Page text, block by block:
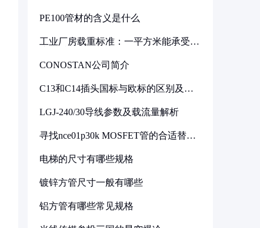
PE100管材的含义是什么
工业厂房载重标准：一平方米能承受多
CONOSTAN公司简介
C13和C14插头国标与欧标的区别及其
LGJ-240/30导线参数及载流量解析
寻找nce01p30k MOSFET管的合适替代
电梯的尺寸有哪些规格
镀锌方管尺寸一般有哪些
铝方管有哪些常见规格